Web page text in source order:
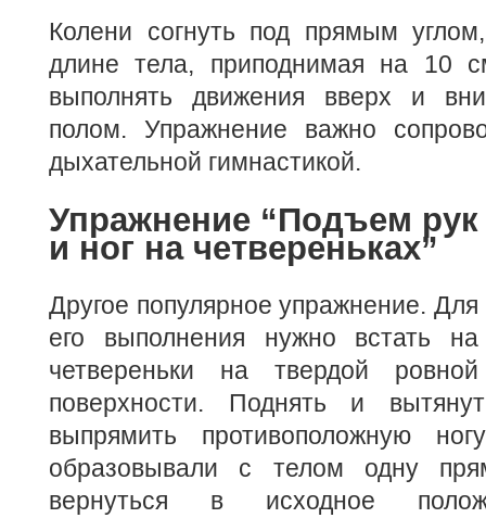
Колени согнуть под прямым
длине тела, приподнимая на 10
выполнять движения вверх и
полом. Упражнение важно
дыхательной гимнастикой.
Упражнение “Подъем рук
и ног на четвереньках”
Другое популярное упражнение. Для
его выполнения нужно встать на
четвереньки на твердой ровной
поверхности. Поднять и
выпрямить противоположную
образовывали с телом одну
вернуться в исходное